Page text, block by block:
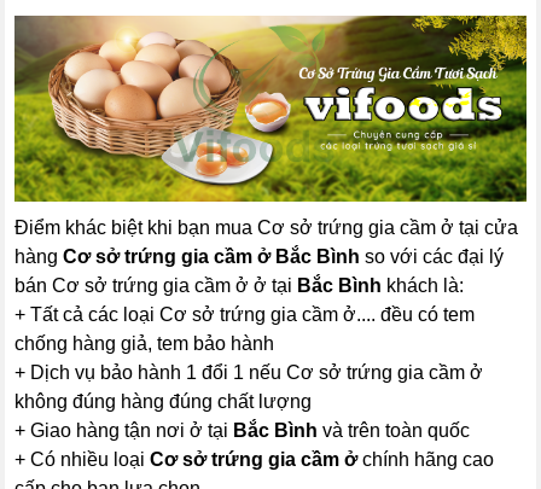
Điểm khác biệt khi bạn mua Cơ sở trứng gia cầm ở tại cửa
hàngCơ sở trứng gia cầm ở Bắc Bình so với các đại lý
bán Cơ sở trứng gia cầm ở ở tại Bắc Bình khách là:
+ Tất cả các loại Cơ sở trứng gia cầm ở.... đều có tem
chống hàng giả, tem bảo hành
+ Dịch vụ bảo hành 1 đổi 1 nếu Cơ sở trứng gia cầm ở
không đúng hàng đúng chất lượng
+ Giao hàng tận nơi ở tại Bắc Bình và trên toàn quốc
+ Có nhiều loạiCơ sở trứng gia cầm ởchính hãng cao